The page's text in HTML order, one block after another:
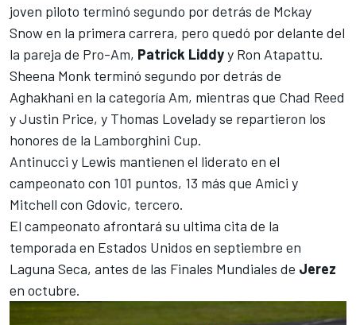
joven piloto terminó segundo por detrás de Mckay
Snow en la primera carrera, pero quedó por delante del
la pareja de Pro-Am, Patrick Liddyy Ron Atapattu.
Sheena Monk terminó segundo por detrás de
Aghakhani en la categoría Am, mientras que Chad Reed
y Justin Price, y Thomas Lovelady se repartieron los
honores de la Lamborghini Cup.
Antinucci y Lewis mantienen el liderato en el
campeonato con 101 puntos, 13 más que Amici y
Mitchell con Gdovic, tercero.
El campeonato afrontará su ultima cita de la
temporada en Estados Unidos en septiembre en
Laguna Seca, antes de las Finales Mundiales de Jerez
en octubre.